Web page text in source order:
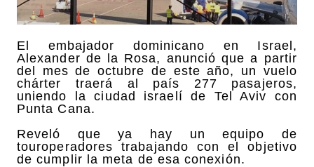
El embajador dominicano en Israel,
Alexander de la Rosa, anunció que a partir
del mes de octubre de este año, un vuelo
chárter traerá al país 277 pasajeros,
uniendo la ciudad israelí de Tel Aviv con
Punta Cana.
Reveló que ya hay un equipo de
touroperadores trabajando con el objetivo
de cumplir la meta de esa conexión.